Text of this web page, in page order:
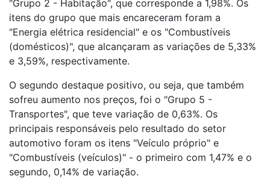
"Grupo 2 - Habitação", que corresponde a 1,98%. Os
itens do grupo que mais encareceram foram a
"Energia elétrica residencial" e os "Combustíveis
(domésticos)", que alcançaram as variações de 5,33%
e 3,59%, respectivamente.
O segundo destaque positivo, ou seja, que também
sofreu aumento nos preços, foi o "Grupo 5 -
Transportes", que teve variação de 0,63%. Os
principais responsáveis pelo resultado do setor
automotivo foram os itens "Veículo próprio" e
"Combustíveis (veículos)" - o primeiro com 1,47% e o
segundo, 0,14% de variação.